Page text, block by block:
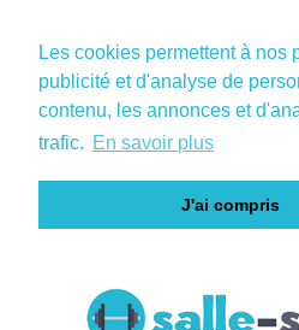
Les cookies permettent à nos
publicité et d'analyse de
contenu, les annonces et
trafic. En savoir plus
J'ai compris